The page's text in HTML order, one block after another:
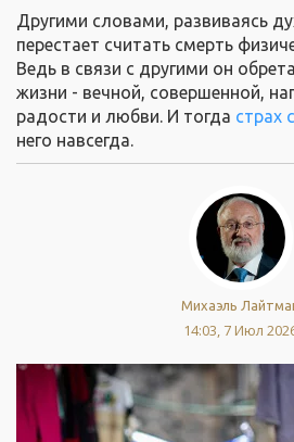
Другими словами, развиваясь
перестает считать смерть
Ведь в связи с другими он
жизни - вечной, совершенной,
радости и любви. И тогда страх
него навсегда.
Михаэль
14:03, 7 Июл